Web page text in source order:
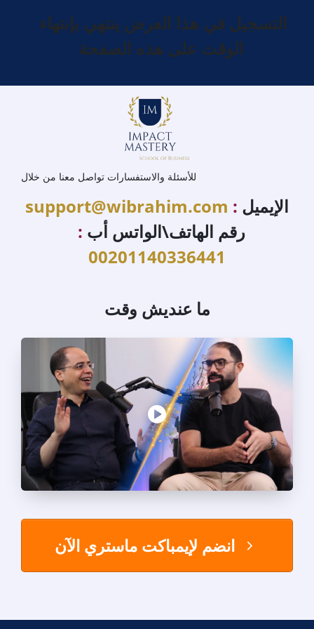
الوقت على هذه الصفحة
للأسئلة والاستفسارات تواصل معنا من خلال
support@wibrahim.com :
رقم الهاتف\الواتس أب :
00201140336441
ما عنديش وقت
انضم لإيمباكت ماستري الآن